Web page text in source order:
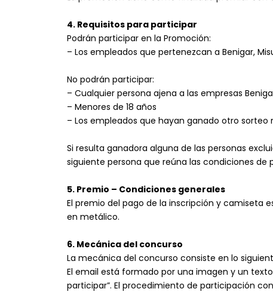
4. Requisitos para participar
Podrán participar en la Promoción:
– Los empleados que pertenezcan a Benigar,
No podrán participar:
– Cualquier persona ajena a las empresas
– Menores de 18 años
– Los empleados que hayan ganado otro sorteo
Si resulta ganadora alguna de las personas
siguiente persona que reúna las condiciones
5. Premio – Condiciones generales
El premio del pago de la inscripción y camiseta
en metálico.
6. Mecánica del concurso
La mecánica del concurso consiste en lo
El email está formado por una imagen y un
participar”. El procedimiento de participación